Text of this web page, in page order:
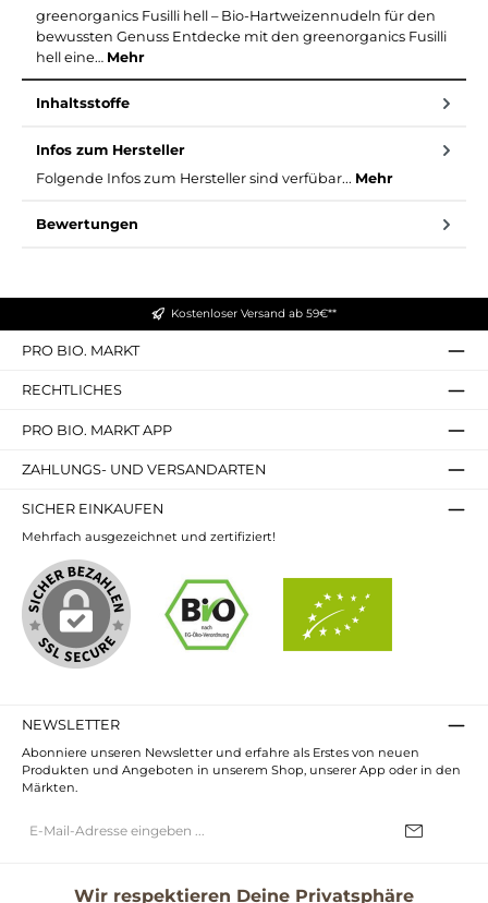
greenorganics Fusilli hell – Bio-Hartweizennudeln für den
bewussten Genuss Entdecke mit den greenorganics Fusilli
hell eine… Mehr
Inhaltsstoffe
Infos zum Hersteller
Folgende Infos zum Hersteller sind verfübar... Mehr
Bewertungen
Kostenloser Versand ab 59€**
PRO BIO. MARKT
RECHTLICHES
PRO BIO. MARKT APP
ZAHLUNGS- UND VERSANDARTEN
SICHER EINKAUFEN
Mehrfach ausgezeichnet und zertifiziert!
NEWSLETTER
Abonniere unseren Newsletter und erfahre als Erstes von neuen
Produkten und Angeboten in unserem Shop, unserer App oder in den
Märkten.
Mail-
Wir respektieren Deine Privatsphäre